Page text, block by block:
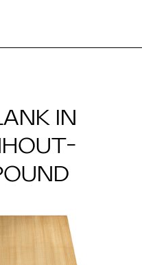
IN